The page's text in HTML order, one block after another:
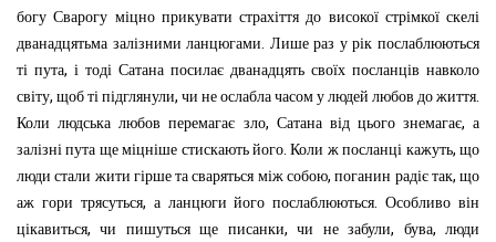
богу Сварогу міцно прикувати страхіття до високої стрімкої скелі
дванадцятьма залізними ланцюгами. Лише раз у рік послаблюються
ті пута, і тоді Сатана посилає дванадцять своїх посланців навколо
світу, щоб ті підглянули, чи не ослабла часом у людей любов до життя.
Коли людська любов перемагає зло, Сатана від цього знемагає,а
залізні пута ще міцніше стискають його.Коли ж посланці кажуть,що
люди стали жити гірше та сваряться між собою,поганин радіє так,що
аж гори трясуться, а ланцюги його послаблюються.Особливо він
цікавиться,чи пишуться ще писанки,чи не забули, бува,люди